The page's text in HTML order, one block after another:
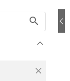
search
close
LULU